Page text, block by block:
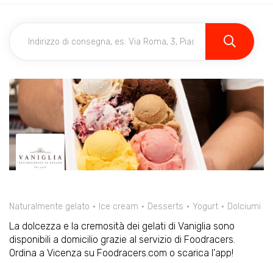
Naturalmente gelato Ice cream Desserts Yogurt Dolciumi
La dolcezza e la cremosità dei gelati di Vaniglia sono
disponibili a domicilio grazie al servizio di Foodracers.
Ordina a Vicenza su Foodracers.com o scarica l'app!